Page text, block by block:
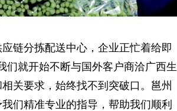
链分拣配送中心，企业正忙着给即
们就开始不断与国外客户商洽广西生
关要求，始终找不到突破口。邕州
们精准专业的指导，帮助我们顺利